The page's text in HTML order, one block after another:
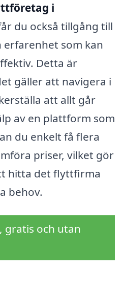
i
du också tillgång till
erfarenhet som kan
Detta är
gäller att navigera i
att allt går
av en plattform som
du enkelt få flera
priser, vilket gör
hitta det flyttfirma
behov.
gratis och utan